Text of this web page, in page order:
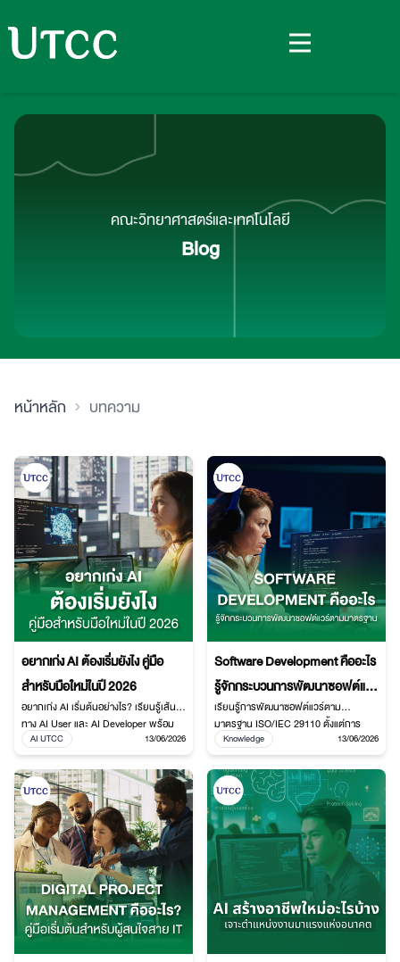
คณะวิทยาศาสตร์และเทคโนโลยี
Blog
หน้าหลัก บทความ
อยากเก่ง AI ต้องเริ่มยังไง คู่มือ
สำหรับมือใหม่ในปี 2026
อยากเก่ง AI เริ่มต้นอย่างไร? เรียนรู้เส้น
ทาง AI User และ AI Developer พร้อม
เทคนิค Prompt Engineering ภาษา
Python และทักษะ AI ที่จำเป็นสำหรับ
อนาคต
AI UTCC 13/06/2026
Software Development คืออะไร
รู้จักกระบวนการพัฒนาซอฟต์แวร์
ตามมาตรฐาน
เรียนรู้การพัฒนาซอฟต์แวร์ตาม
มาตรฐาน ISO/IEC 29110 ตั้งแต่การ
วิเคราะห์ ออกแบบ พัฒนา ทดสอบ และส่ง
มอบ พร้อมต่อยอดทักษะ Software
Development และวิทยาการคอมพิวเตอร์
Knowledge 13/06/2026